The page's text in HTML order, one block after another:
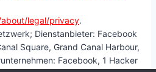
legal/privacy.
Dienstanbieter: Facebook
Square, Grand Canal Harbour,
Facebook, 1 Hacker